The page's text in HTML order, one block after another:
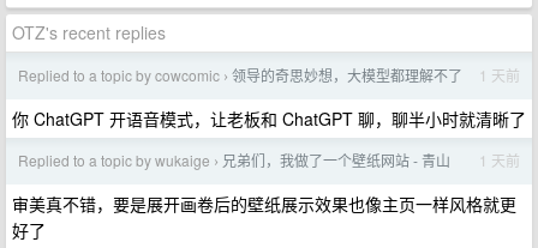
OTZ's recent replies
Replied to a topic by cowcomic › 领导的奇思妙想，大模型都理解不了 1 天前
你 ChatGPT 开语音模式，让老板和 ChatGPT 聊，聊半小时就清晰了
Replied to a topic by wukaige › 兄弟们，我做了一个壁纸网站 - 青山 1 天前
审美真不错，要是展开画卷后的壁纸展示效果也像主页一样风格就更
好了